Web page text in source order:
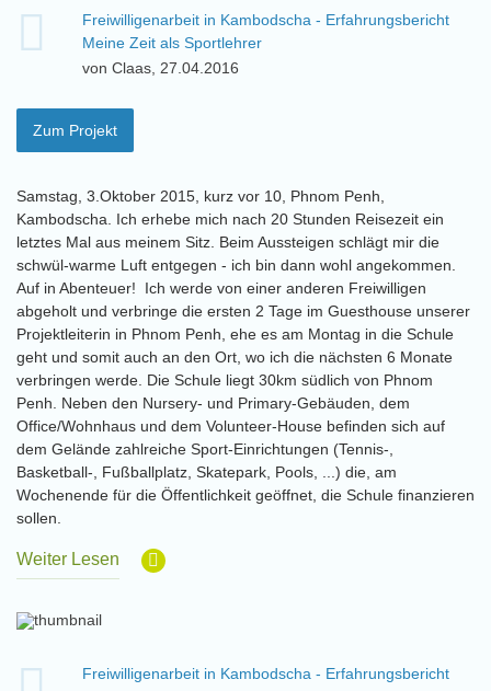
Freiwilligenarbeit in Kambodscha - Erfahrungsbericht
Meine Zeit als Sportlehrer
von Claas, 27.04.2016
Zum Projekt
Samstag, 3.Oktober 2015, kurz vor 10, Phnom Penh,
Kambodscha. Ich erhebe mich nach 20 Stunden Reisezeit ein
letztes Mal aus meinem Sitz. Beim Aussteigen schlägt mir die
schwül-warme Luft entgegen - ich bin dann wohl angekommen.
Auf in Abenteuer! Ich werde von einer anderen Freiwilligen
abgeholt und verbringe die ersten 2 Tage im Guesthouse unserer
Projektleiterin in Phnom Penh, ehe es am Montag in die Schule
geht und somit auch an den Ort, wo ich die nächsten 6 Monate
verbringen werde. Die Schule liegt 30km südlich von Phnom
Penh. Neben den Nursery- und Primary-Gebäuden, dem
Office/Wohnhaus und dem Volunteer-House befinden sich auf
dem Gelände zahlreiche Sport-Einrichtungen (Tennis-,
Basketball-, Fußballplatz, Skatepark, Pools, ...) die, am
Wochenende für die Öffentlichkeit geöffnet, die Schule finanzieren
sollen.
Weiter Lesen
Freiwilligenarbeit in Kambodscha - Erfahrungsbericht